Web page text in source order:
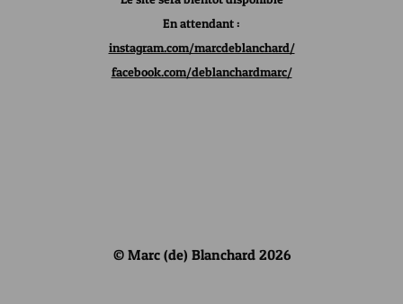
En attendant :
instagram.com/marcdeblanchard/
facebook.com/deblanchardmarc/
© Marc (de) Blanchard 2026